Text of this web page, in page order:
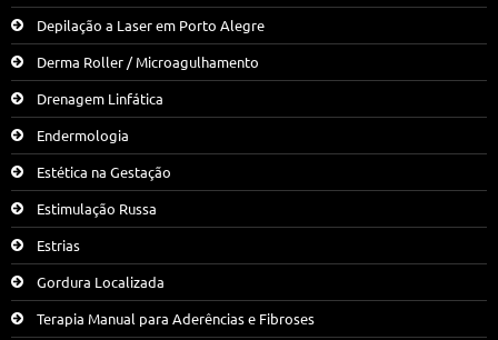
Depilação a Laser em Porto Alegre
Derma Roller / Microagulhamento
Drenagem Linfática
Endermologia
Estética na Gestação
Estimulação Russa
Estrias
Gordura Localizada
Terapia Manual para Aderências e Fibroses